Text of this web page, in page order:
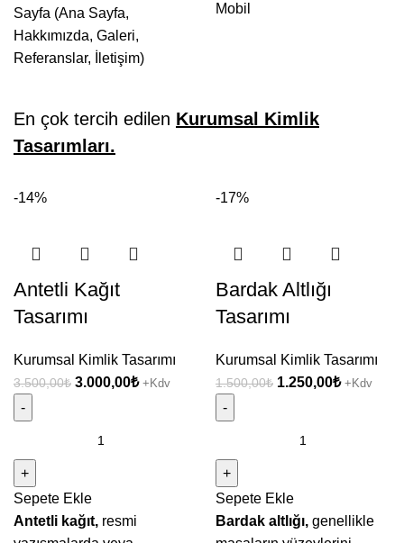
Sayfa (Ana Sayfa,
Hakkımızda, Galeri,
Referanslar, İletişim)
Mobil
En çok tercih edilen Kurumsal Kimlik
Tasarımları.
-14%
Antetli Kağıt
Tasarımı
Kurumsal Kimlik Tasarımı
3.500,00₺ Orijinal
3.000,00₺Şu
+Kdv
Tasarımı
adet
Sepete Ekle
Antetli kağıt, resmi
-17%
Bardak Altlığı
Tasarımı
Kurumsal Kimlik Tasarımı
1.500,00₺ Orijinal
1.250,00₺Şu
+Kdv
Tasarımı
adet
Sepete Ekle
Bardak altlığı, genellikle